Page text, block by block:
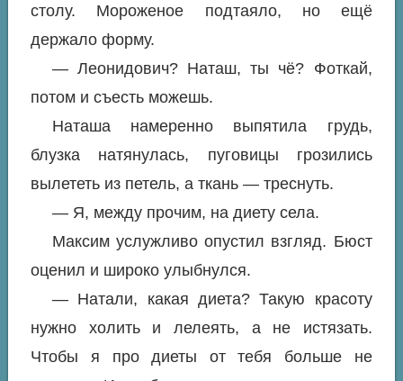
столу. Мороженое подтаяло, но ещё
держало форму.
— Леонидович? Наташ, ты чё? Фоткай,
потом и съесть можешь.
Наташа намеренно выпятила грудь,
блузка натянулась, пуговицы грозились
вылететь из петель, а ткань — треснуть.
— Я, между прочим, на диету села.
Максим услужливо опустил взгляд. Бюст
оценил и широко улыбнулся.
— Натали, какая диета? Такую красоту
нужно холить и лелеять, а не истязать.
Чтобы я про диеты от тебя больше не